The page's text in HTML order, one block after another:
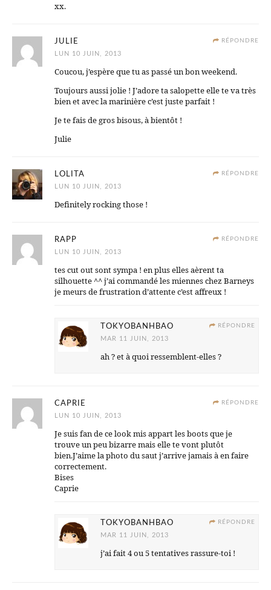
xx.
RÉPONDRE
JULIE
LUN 10 JUIN, 2013
Coucou, j’espère que tu as passé un bon weekend.
Toujours aussi jolie ! J’adore ta salopette elle te va très
bien et avec la marinière c’est juste parfait !
Je te fais de gros bisous, à bientôt !
Julie
RÉPONDRE
LOLITA
LUN 10 JUIN, 2013
Definitely rocking those !
RÉPONDRE
RAPP
LUN 10 JUIN, 2013
tes cut out sont sympa ! en plus elles aèrent ta
silhouette ^^ j’ai commandé les miennes chez Barneys
je meurs de frustration d’attente c’est affreux !
RÉPONDRE
TOKYOBANHBAO
MAR 11 JUIN, 2013
ah ? et à quoi ressemblent-elles ?
RÉPONDRE
CAPRIE
LUN 10 JUIN, 2013
Je suis fan de ce look mis appart les boots que je
trouve un peu bizarre mais elle te vont plutôt
bien.J’aime la photo du saut j’arrive jamais à en faire
correctement.
Bises
Caprie
RÉPONDRE
TOKYOBANHBAO
MAR 11 JUIN, 2013
j’ai fait 4 ou 5 tentatives rassure-toi !